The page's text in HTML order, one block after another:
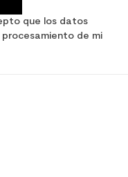
que los datos
de mi